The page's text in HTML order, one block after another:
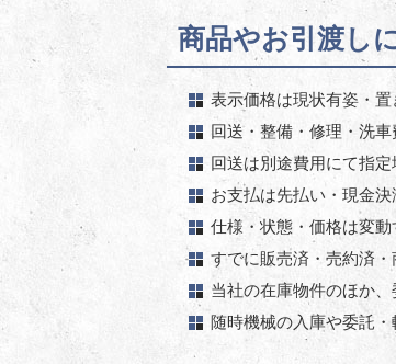
商品やお引渡し
表示価格は現状有姿・置
回送・整備・修理・洗
回送は別途費用にて指
お支払は先払い・現金
仕様・状態・価格は変動
すでに販売済・売約済
当社の在庫物件のほか
随時機械の入庫や委託